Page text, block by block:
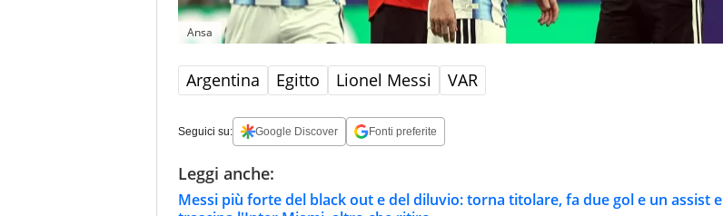
Ansa
Argentina Egitto Lionel Messi VAR
Seguici su: Google Discover Fonti preferite
Leggi anche:
Messi più forte del black out e del diluvio: torna titolare, fa due gol e un assist e